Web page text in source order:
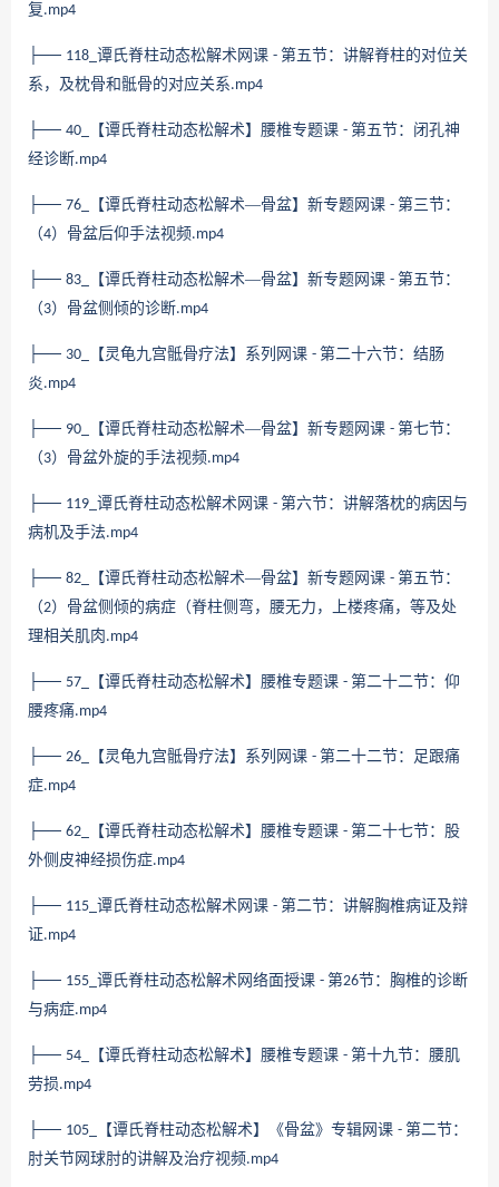
复 .mp4
├── 118_ 谭氏脊柱动态松解术网课 - 第五节：讲解脊柱的对位关
系，及枕骨和骶骨的对应关系.mp4
├── 40_ 【谭氏脊柱动态松解术】腰椎专题课 - 第五节：闭孔神
经诊断.mp4
├── 76_ 【谭氏脊柱动态松解术—骨盆】新专题网课 - 第三节：
（4）骨盆后仰手法视频.mp4
├── 83_ 【谭氏脊柱动态松解术—骨盆】新专题网课 - 第五节：
（3）骨盆侧倾的诊断.mp4
├── 30_ 【灵龟九宫骶骨疗法】系列网课 - 第二十六节：结肠
炎.mp4
├── 90_ 【谭氏脊柱动态松解术—骨盆】新专题网课 - 第七节：
（3）骨盆外旋的手法视频.mp4
├── 119_ 谭氏脊柱动态松解术网课 - 第六节：讲解落枕的病因与
病机及手法.mp4
├── 82_ 【谭氏脊柱动态松解术—骨盆】新专题网课 - 第五节：
（2）骨盆侧倾的病症（脊柱侧弯，腰无力，上楼疼痛，等及处
理相关肌肉 .mp4
├── 57_ 【谭氏脊柱动态松解术】腰椎专题课 - 第二十二节：仰
腰疼痛.mp4
├── 26_ 【灵龟九宫骶骨疗法】系列网课 - 第二十二节：足跟痛
症.mp4
├── 62_ 【谭氏脊柱动态松解术】腰椎专题课 - 第二十七节：股
外侧皮神经损伤症.mp4
├── 115_ 谭氏脊柱动态松解术网课 - 第二节：讲解胸椎病证及辩
证.mp4
├── 155_ 谭氏脊柱动态松解术网络面授课 - 第26节：胸椎的诊断
与病症.mp4
├── 54_ 【谭氏脊柱动态松解术】腰椎专题课 - 第十九节：腰肌
劳损.mp4
├── 105_ 【谭氏脊柱动态松解术】《骨盆》专辑网课 - 第二节：
肘关节网球肘的讲解及治疗视频.mp4